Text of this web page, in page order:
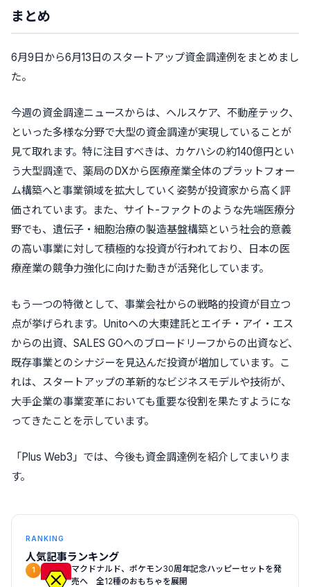
まとめ
6月9日から6月13日のスタートアップ資金調達例をまとめまし
た。
今週の資金調達ニュースからは、ヘルスケア、不動産テック、
といった多様な分野で大型の資金調達が実現していることが
見て取れます。特に注目すべきは、カケハシの約140億円とい
う大型調達で、薬局のDXから医療産業全体のプラットフォー
ム構築へと事業領域を拡大していく姿勢が投資家から高く評
価されています。また、サイト-ファクトのような先端医療分
野でも、遺伝子・細胞治療の製造基盤構築という社会的意義
の高い事業に対して積極的な投資が行われており、日本の医
療産業の競争力強化に向けた動きが活発化しています。
もう一つの特徴として、事業会社からの戦略的投資が目立つ
点が挙げられます。Unitoへの大東建託とエイチ・アイ・エス
からの出資、SALES GOへのブロードリーフからの出資など、
既存事業とのシナジーを見込んだ投資が増加しています。こ
れは、スタートアップの革新的なビジネスモデルや技術が、
大手企業の事業変革においても重要な役割を果たすようにな
ってきたことを示しています。
「Plus Web3」では、今後も資金調達例を紹介してまいりま
す。
RANKING
人気記事ランキング
1
マクドナルド、ポケモン30周年記念ハッピーセットを発
売へ 全12種のおもちゃを展開